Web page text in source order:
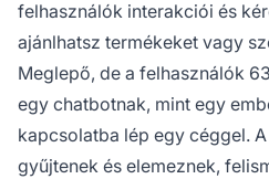
felhasználók interakciói és
ajánlhatsz termékeket vagy
Meglepő, de a felhasználók
egy chatbotnak, mint egy
kapcsolatba lép egy céggel.
gyűjtenek és elemeznek,